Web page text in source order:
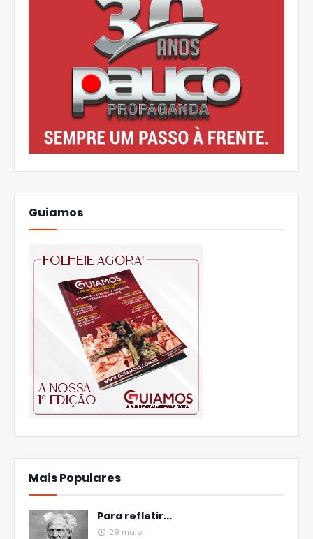
Guiamos
Mais Populares
Para refletir...
29 maio